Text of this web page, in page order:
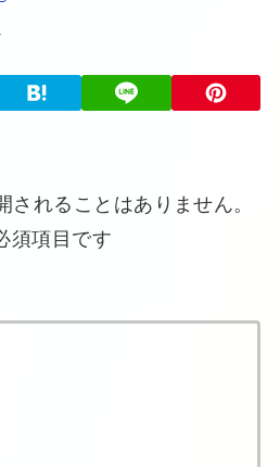
れることはありません。
須項目です